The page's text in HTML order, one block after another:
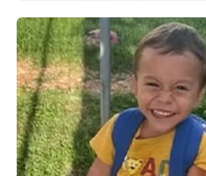
Ainda conforme a PM, […]